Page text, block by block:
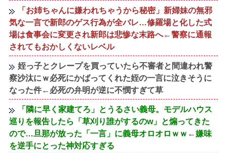
「お姉ちゃんに嫌われちゃうから秘密」新婦妹の無邪
気な一言で新郎のゲス行為が全バレ…修羅場と化した式
場は食事会に変更され新郎は悲惨な末路へ←警察に通報
されてもおかしくないレベル
姪っ子とクレープを買っていたら不審者と間違われ警
察沙汰にｗ必死にかばってくれた姪の一言に泣きそうに
なった件←必死の弁明が逆に不憫すぎて草
「隣に早く家建てろ」とうるさい義母。モデルハウス
巡りを報告したら「草刈り誰がするのw」と煽ってきた
ので…旦那が放った「一言」に義母オロオロｗｗ←嫌味
を逆手にとった神対応すぎる